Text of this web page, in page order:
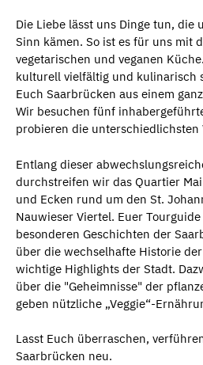
Die Liebe lässt uns Dinge tun, die
Sinn kämen. So ist es für uns mit
vegetarischen und veganen
kulturell vielfältig und kulinarisch
Euch Saarbrücken aus einem
Wir besuchen fünf
probieren die unterschiedlichsten
Entlang dieser
durchstreifen wir das Quartier
und Ecken rund um den St.
Nauwieser Viertel. Euer
besonderen Geschichten der
über die wechselhafte Historie
wichtige Highlights der Stadt.
über die "Geheimnisse" der
geben nützliche „Veggie“-
Lasst Euch überraschen,
Saarbrücken neu.